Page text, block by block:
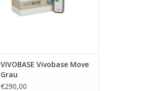
VIVOBASE Vivobase Move
Grau
€290,00